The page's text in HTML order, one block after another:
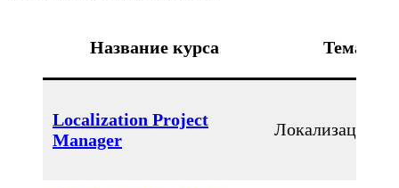
Название курса Тема
Localization Project
Manager
Локализация